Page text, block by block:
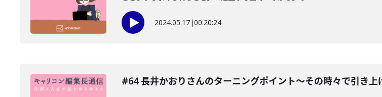
2024.05.17|00:20:24
#64 長井かおりさんのターニングポイント〜その時々で引き上